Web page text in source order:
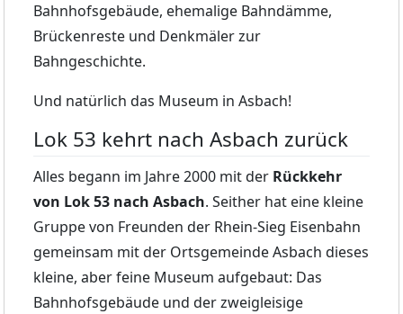
Bahnhofsgebäude, ehemalige Bahndämme,
Brückenreste und Denkmäler zur
Bahngeschichte.
Und natürlich das Museum in Asbach!
Lok 53 kehrt nach Asbach zurück
Alles begann im Jahre 2000 mit der Rückkehr
von Lok 53 nach Asbach. Seither hat eine kleine
Gruppe von Freunden der Rhein-Sieg Eisenbahn
gemeinsam mit der Ortsgemeinde Asbach dieses
kleine, aber feine Museum aufgebaut: Das
Bahnhofsgebäude und der zweigleisige